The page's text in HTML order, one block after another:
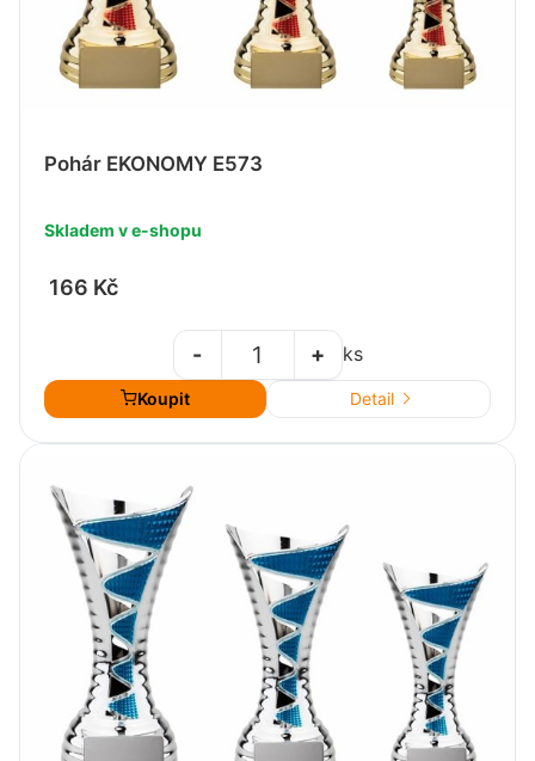
Pohár EKONOMY E573
Skladem v e-shopu
166 Kč
+
- ks
Koupit Detail